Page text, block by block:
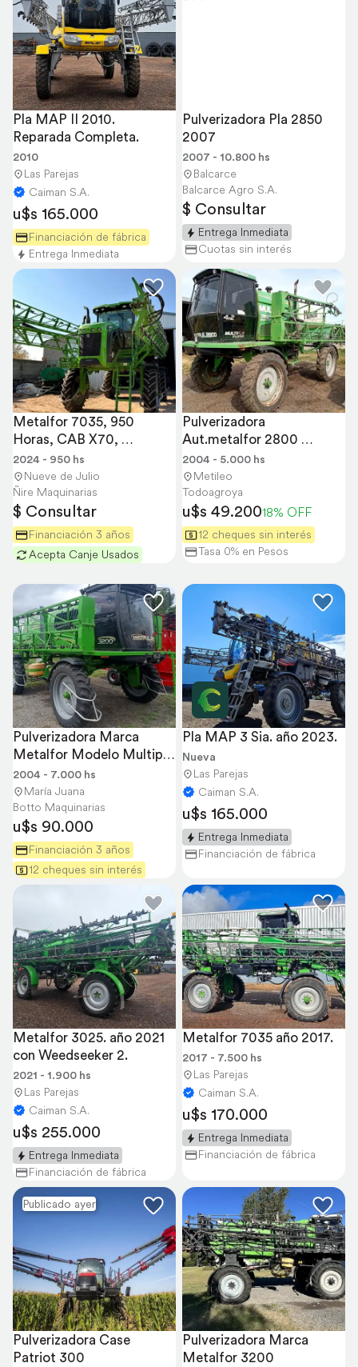
Pla MAP II 2010.
Reparada Completa.
2010
Las Parejas
Caiman S.A.
u$s 165.000
Financiación de fábrica
Entrega Inmediata
Pulverizadora Pla 2850
2007
2007 - 10.800 hs
Balcarce
Balcarce Agro S.A.
$ Consultar
Entrega Inmediata
Cuotas sin interés
Metalfor 7035, 950
Horas, CAB X70,
Cummins, Trimble 11
Corte
2024 - 950 hs
Nueve de Julio
Ñire Maquinarias
$ Consultar
Financiación 3 años
Acepta Canje Usados
Pulverizadora
Aut.metalfor 2800
Aut.bot.24mt Deutz
120hp
2004 - 5.000 hs
Metileo
Todoagroya
u$s 49.20018% OFF
12 cheques sin interés
Tasa 0% en Pesos
Pulverizadora Marca
Metalfor Modelo Multiple
3200
2004 - 7.000 hs
María Juana
Botto Maquinarias
u$s 90.000
Financiación 3 años
12 cheques sin interés
Pla MAP 3 Sia. año 2023.
Nueva
Las Parejas
Caiman S.A.
u$s 165.000
Entrega Inmediata
Financiación de fábrica
Metalfor 3025. año 2021
con Weedseeker 2.
2021 - 1.900 hs
Las Parejas
Caiman S.A.
u$s 255.000
Entrega Inmediata
Financiación de fábrica
Metalfor 7035 año 2017.
2017 - 7.500 hs
Las Parejas
Caiman S.A.
u$s 170.000
Entrega Inmediata
Financiación de fábrica
Publicado ayer
Pulverizadora Case
Patriot 300
Pulverizadora Marca
Metalfor 3200